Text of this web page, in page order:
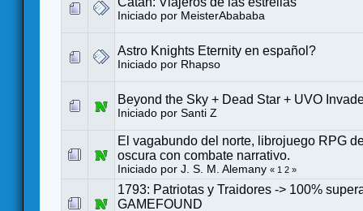
Iniciado por MeisterAbababa
Astro Knights Eternity en español?
Iniciado por Rhapso
Beyond the Sky + Dead Star + UVO
Iniciado por Santi Z
El vagabundo del norte, librojuego RPG
oscura con combate narrativo.
Iniciado por J. S. M. Alemany « 1 2 »
1793: Patriotas y Traidores -> 100%
GAMEFOUND